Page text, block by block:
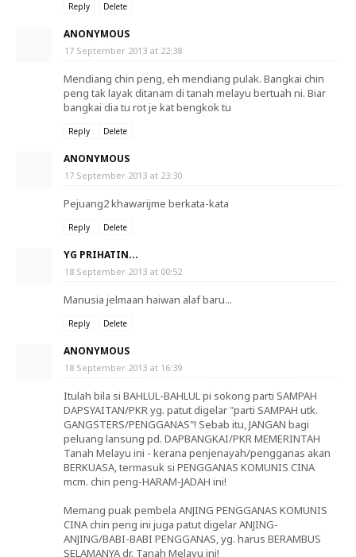
Reply Delete
ANONYMOUS
17 September 2013 at 22:38
Mendiang chin peng, eh mendiang pulak. Bangkai chin
peng tak layak ditanam di tanah melayu bertuah ni. Biar
bangkai dia tu rot je kat bengkok tu
Reply Delete
ANONYMOUS
17 September 2013 at 23:30
Pejuang2 khawarijme berkata-kata
Reply Delete
YG PRIHATIN...
18 September 2013 at 00:52
Manusia jelmaan haiwan alaf baru...
Reply Delete
ANONYMOUS
18 September 2013 at 16:39
Itulah bila si BAHLUL-BAHLUL pi sokong parti SAMPAH
DAPSYAITAN/PKR yg. patut digelar "parti SAMPAH utk.
GANGSTERS/PENGGANAS"! Sebab itu, JANGAN bagi
peluang lansung pd. DAPBANGKAI/PKR MEMERINTAH
Tanah Melayu ini - kerana penjenayah/pengganas akan
BERKUASA, termasuk si PENGGANAS KOMUNIS CINA
mcm. chin peng-HARAM-JADAH ini!
Memang puak pembela ANJING PENGGANAS KOMUNIS
CINA chin peng ini juga patut digelar ANJING-
ANJING/BABI-BABI PENGGANAS, yg. harus BERAMBUS
SELAMANYA dr. Tanah Melayu ini!